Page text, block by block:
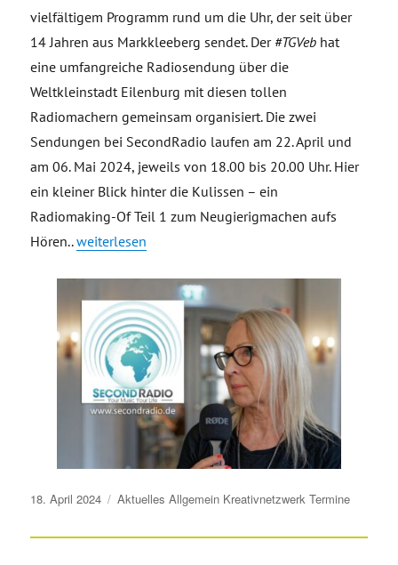
vielfältigem Programm rund um die Uhr, der seit über
14 Jahren aus Markkleeberg sendet. Der #TGVeb hat
eine umfangreiche Radiosendung über die
Weltkleinstadt Eilenburg mit diesen tollen
Radiomachern gemeinsam organisiert. Die zwei
Sendungen bei SecondRadio laufen am 22. April und
am 06. Mai 2024, jeweils von 18.00 bis 20.00 Uhr. Hier
ein kleiner Blick hinter die Kulissen – ein
Radiomaking-Of Teil 1 zum Neugierigmachen aufs
Hören..„Eilenburg im Radio – Sendung bei SecondRadio,
weiterlesen
Veröffentlicht
18. April 2024 Aktuelles Allgemein Kreativnetzwerk Termine